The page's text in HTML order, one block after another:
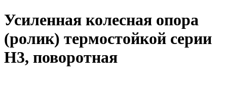
Усиленная колесная опора
(ролик) термостойкой серии
Н3, поворотная